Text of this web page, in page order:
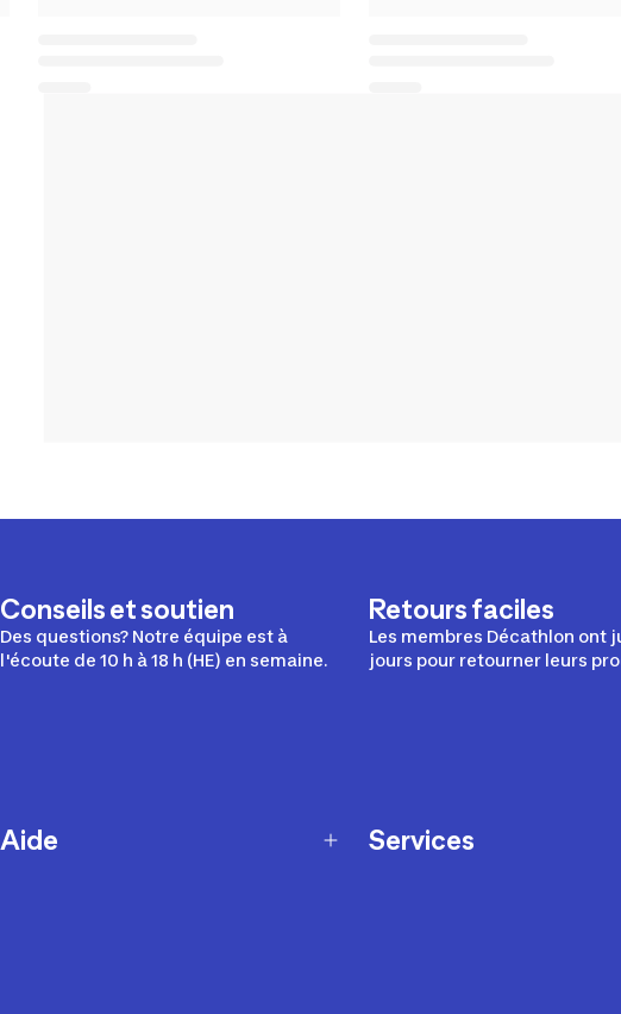
Conseils et soutien
Des questions? Notre équipe est à
l'écoute de 10 h à 18 h (HE) en semaine.
Retours faciles
Les membres Décathlon ont
jours pour retourner leurs
Aide Services